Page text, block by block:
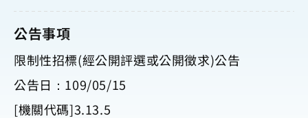
公告事項
限制性招標(經公開評選或公開徵求)公告
公告日：109/05/15
[機關代碼]3.13.5